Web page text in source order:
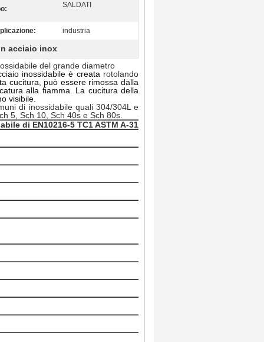
SALDATI
industria
acciaio inox
del grande diametro
inossidabile è creata rotolando
cucitura, può essere rimossa dalla
alla fiamma. La cucitura della
visibile.
di inossidabile quali 304/304L e
5, Sch 10, Sch 40s e Sch 80s.
di EN10216-5 TC1 ASTM A-312